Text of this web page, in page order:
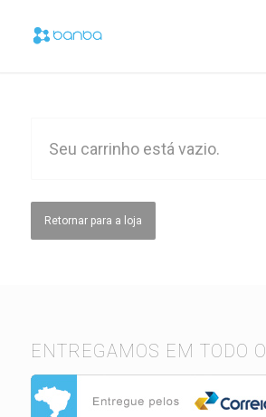
Seu carrinho está vazio.
Retornar para a loja
ENTREGAMOS EM TODO